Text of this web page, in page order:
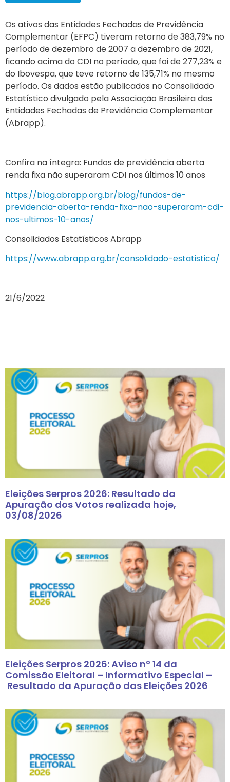
Os ativos das Entidades Fechadas de Previdência
Complementar (EFPC) tiveram retorno de 383,79% no
período de dezembro de 2007 a dezembro de 2021,
ficando acima do CDI no período, que foi de 277,23% e
do Ibovespa, que teve retorno de 135,71% no mesmo
período. Os dados estão publicados no Consolidado
Estatístico divulgado pela Associação Brasileira das
Entidades Fechadas de Previdência Complementar
(Abrapp).
Confira na íntegra: Fundos de previdência aberta
renda fixa não superaram CDI nos últimos 10 anos
https://blog.abrapp.org.br/blog/fundos-de-
previdencia-aberta-renda-fixa-nao-superaram-cdi-
nos-ultimos-10-anos/
Consolidados Estatísticos Abrapp
https://www.abrapp.org.br/consolidado-estatistico/
21/6/2022
Eleições Serpros 2026: Resultado da
Apuração dos Votos realizada hoje,
03/08/2026
Eleições Serpros 2026: Aviso nº 14 da
Comissão Eleitoral – Informativo Especial –
Resultado da Apuração das Eleições 2026